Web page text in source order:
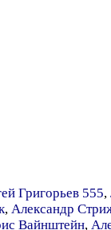
Григорьев 555,
, Александр
Вайнштейн,